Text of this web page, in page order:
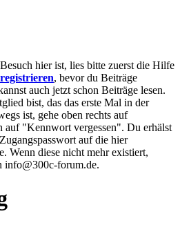
hier ist, lies bitte zuerst die Hilfe
registrieren, bevor du Beiträge
auch jetzt schon Beiträge lesen.
bist, das das erste Mal in der
ist, gehe oben rechts auf
auf "Kennwort vergessen". Du erhälst
auf die hier
Wenn diese nicht mehr existiert,
info@300c-forum.de.